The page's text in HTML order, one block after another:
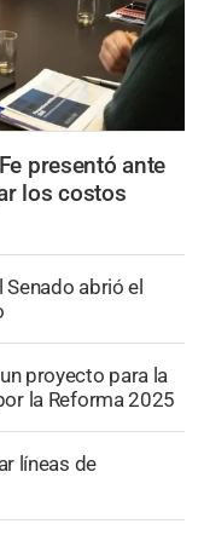
presentó ante
los costos
Senado abrió el
proyecto para la
la Reforma 2025
líneas de